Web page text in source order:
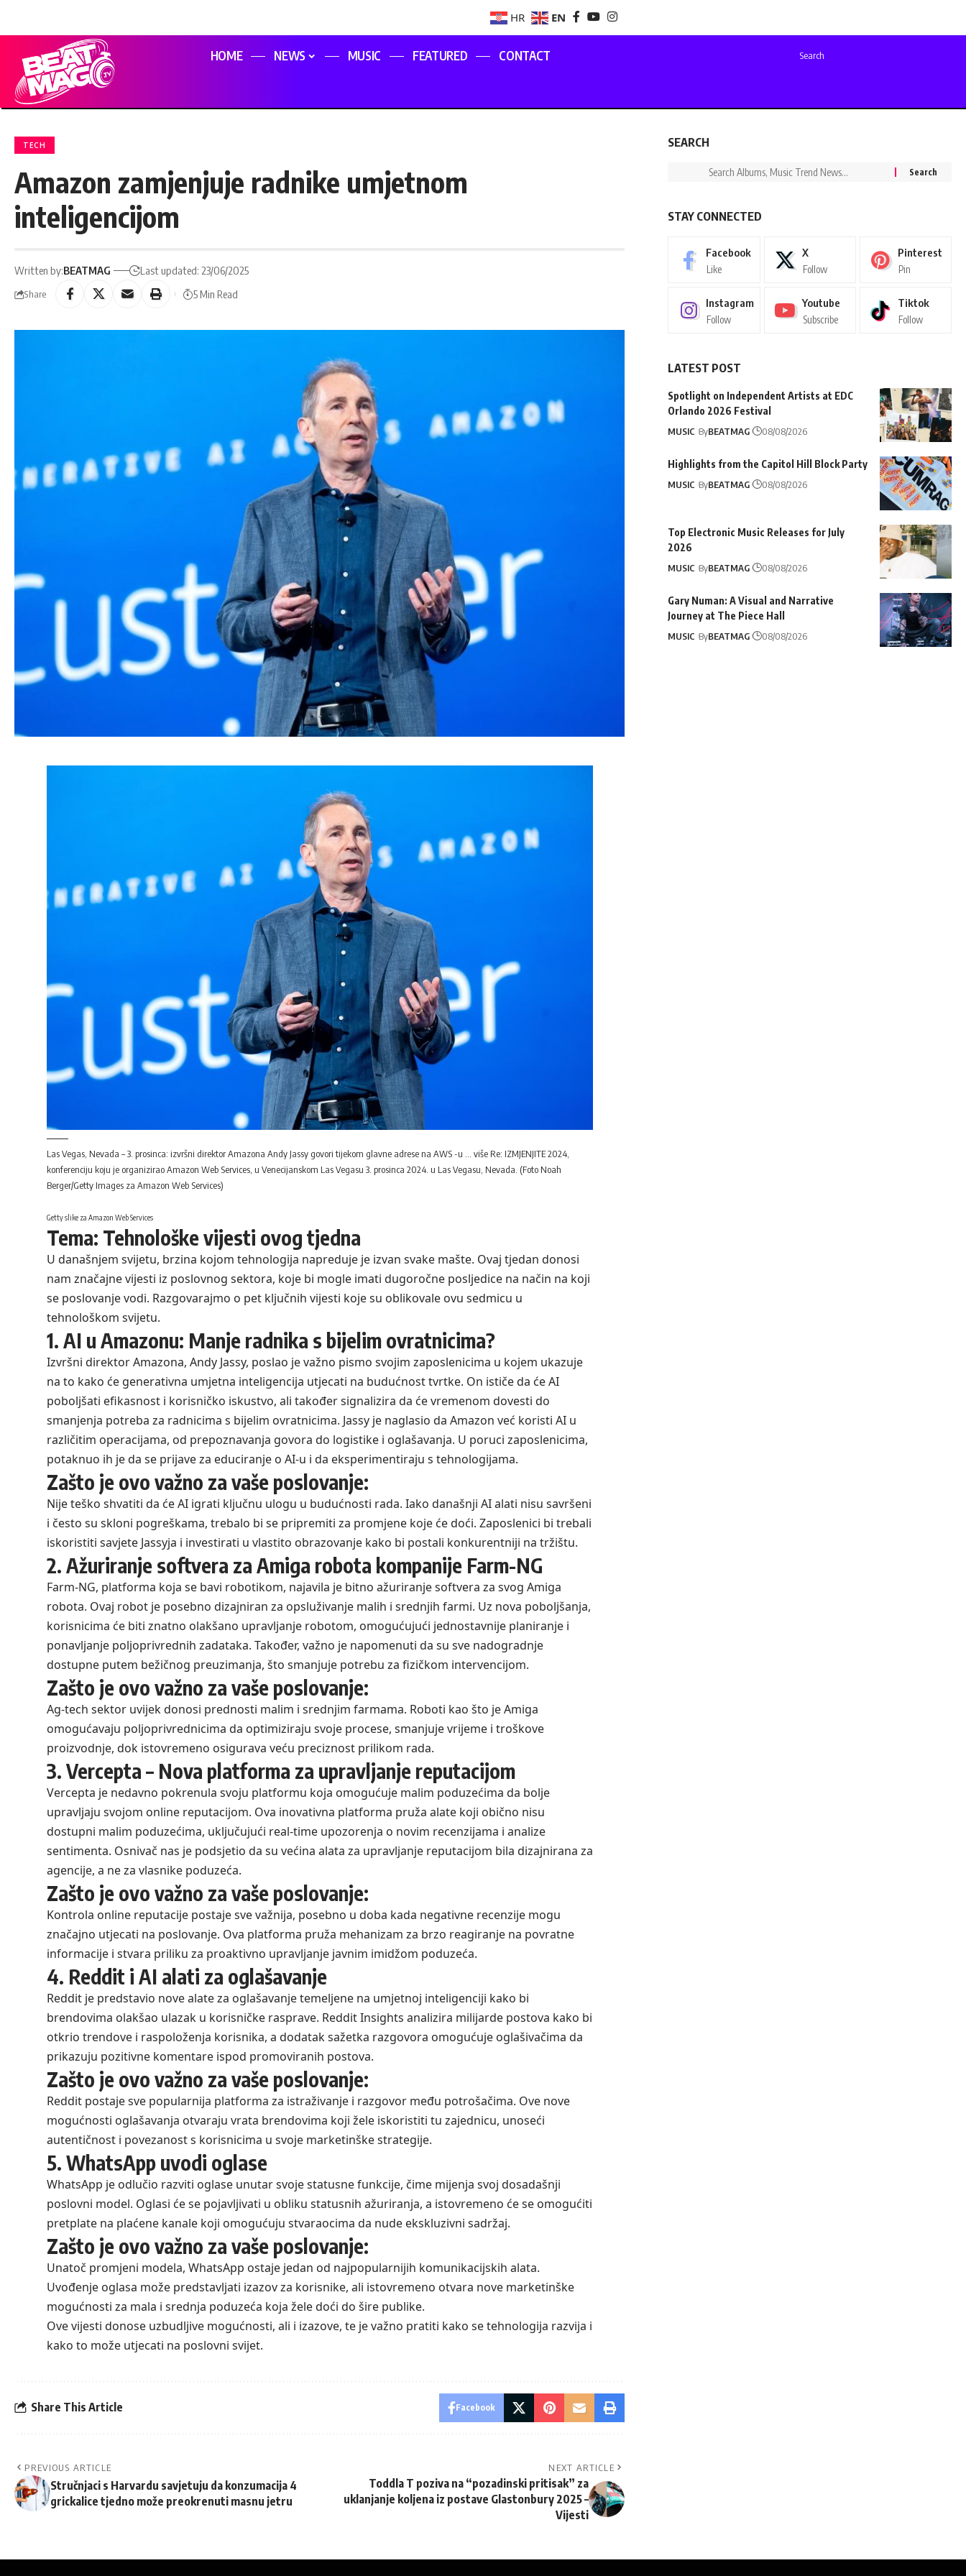
HR EN
HOME NEWS MUSIC FEATURED CONTACT Search
TECH
Amazon zamjenjuje radnike umjetnom
inteligencijom
Written by:BEATMAG Last updated: 23/06/2025
Share 5 Min Read
Las Vegas, Nevada – 3. prosinca: izvršni direktor Amazona Andy Jassy govori tijekom glavne adrese na AWS -u … višeRe: IZMJENJITE 2024,
konferenciju koju je organizirao Amazon Web Services, u Venecijanskom Las Vegasu 3. prosinca 2024. u Las Vegasu, Nevada. (Foto Noah
Berger/Getty Images za Amazon Web Services)
Getty slike za Amazon Web Services
Tema: Tehnološke vijesti ovog tjedna
U današnjem svijetu, brzina kojom tehnologija napreduje je izvan svake mašte. Ovaj tjedan donosi
nam značajne vijesti iz poslovnog sektora, koje bi mogle imati dugoročne posljedice na način na koji
se poslovanje vodi. Razgovarajmo o pet ključnih vijesti koje su oblikovale ovu sedmicu u
tehnološkom svijetu.
1. AI u Amazonu: Manje radnika s bijelim ovratnicima?
Izvršni direktor Amazona, Andy Jassy, poslao je važno pismo svojim zaposlenicima u kojem ukazuje
na to kako će generativna umjetna inteligencija utjecati na budućnost tvrtke. On ističe da će AI
poboljšati efikasnost i korisničko iskustvo, ali također signalizira da će vremenom dovesti do
smanjenja potreba za radnicima s bijelim ovratnicima. Jassy je naglasio da Amazon već koristi AI u
različitim operacijama, od prepoznavanja govora do logistike i oglašavanja. U poruci zaposlenicima,
potaknuo ih je da se prijave za educiranje o AI-u i da eksperimentiraju s tehnologijama.
Zašto je ovo važno za vaše poslovanje:
Nije teško shvatiti da će AI igrati ključnu ulogu u budućnosti rada. Iako današnji AI alati nisu savršeni
i često su skloni pogreškama, trebalo bi se pripremiti za promjene koje će doći. Zaposlenici bi trebali
iskoristiti savjete Jassyja i investirati u vlastito obrazovanje kako bi postali konkurentniji na tržištu.
2. Ažuriranje softvera za Amiga robota kompanije Farm-NG
Farm-NG, platforma koja se bavi robotikom, najavila je bitno ažuriranje softvera za svog Amiga
robota. Ovaj robot je posebno dizajniran za opsluživanje malih i srednjih farmi. Uz nova poboljšanja,
korisnicima će biti znatno olakšano upravljanje robotom, omogućujući jednostavnije planiranje i
ponavljanje poljoprivrednih zadataka. Također, važno je napomenuti da su sve nadogradnje
dostupne putem bežičnog preuzimanja, što smanjuje potrebu za fizičkom intervencijom.
Zašto je ovo važno za vaše poslovanje:
Ag-tech sektor uvijek donosi prednosti malim i srednjim farmama. Roboti kao što je Amiga
omogućavaju poljoprivrednicima da optimiziraju svoje procese, smanjuje vrijeme i troškove
proizvodnje, dok istovremeno osigurava veću preciznost prilikom rada.
3. Vercepta – Nova platforma za upravljanje reputacijom
Vercepta je nedavno pokrenula svoju platformu koja omogućuje malim poduzećima da bolje
upravljaju svojom online reputacijom. Ova inovativna platforma pruža alate koji obično nisu
dostupni malim poduzećima, uključujući real-time upozorenja o novim recenzijama i analize
sentimenta. Osnivač nas je podsjetio da su većina alata za upravljanje reputacijom bila dizajnirana za
agencije, a ne za vlasnike poduzeća.
Zašto je ovo važno za vaše poslovanje:
Kontrola online reputacije postaje sve važnija, posebno u doba kada negativne recenzije mogu
značajno utjecati na poslovanje. Ova platforma pruža mehanizam za brzo reagiranje na povratne
informacije i stvara priliku za proaktivno upravljanje javnim imidžom poduzeća.
4. Reddit i AI alati za oglašavanje
Reddit je predstavio nove alate za oglašavanje temeljene na umjetnoj inteligenciji kako bi
brendovima olakšao ulazak u korisničke rasprave. Reddit Insights analizira milijarde postova kako bi
otkrio trendove i raspoloženja korisnika, a dodatak sažetka razgovora omogućuje oglašivačima da
prikazuju pozitivne komentare ispod promoviranih postova.
Zašto je ovo važno za vaše poslovanje:
Reddit postaje sve popularnija platforma za istraživanje i razgovor među potrošačima. Ove nove
mogućnosti oglašavanja otvaraju vrata brendovima koji žele iskoristiti tu zajednicu, unoseći
autentičnost i povezanost s korisnicima u svoje marketinške strategije.
5. WhatsApp uvodi oglase
WhatsApp je odlučio razviti oglase unutar svoje statusne funkcije, čime mijenja svoj dosadašnji
poslovni model. Oglasi će se pojavljivati u obliku statusnih ažuriranja, a istovremeno će se omogućiti
pretplate na plaćene kanale koji omogućuju stvaraocima da nude ekskluzivni sadržaj.
Zašto je ovo važno za vaše poslovanje:
Unatoč promjeni modela, WhatsApp ostaje jedan od najpopularnijih komunikacijskih alata.
Uvođenje oglasa može predstavljati izazov za korisnike, ali istovremeno otvara nove marketinške
mogućnosti za mala i srednja poduzeća koja žele doći do šire publike.
Ove vijesti donose uzbudljive mogućnosti, ali i izazove, te je važno pratiti kako se tehnologija razvija i
kako to može utjecati na poslovni svijet.
Share This Article Facebook
PREVIOUS ARTICLE
Stručnjaci s Harvardu savjetuju da konzumacija 4
grickalice tjedno može preokrenuti masnu jetru
NEXT ARTICLE
Toddla T poziva na “pozadinski pritisak” za
uklanjanje koljena iz postave Glastonbury 2025 –
Vijesti
SEARCH
STAY CONNECTED
Facebook
Like
X
Follow
Pinterest
Pin
Instagram
Follow
Youtube
Subscribe
Tiktok
Follow
LATEST POST
Spotlight on Independent Artists at EDC
Orlando 2026 Festival
MUSIC ByBEATMAG 08/08/2026
Highlights from the Capitol Hill Block Party
MUSIC ByBEATMAG 08/08/2026
Top Electronic Music Releases for July
2026
MUSIC ByBEATMAG 08/08/2026
Gary Numan: A Visual and Narrative
Journey at The Piece Hall
MUSIC ByBEATMAG 08/08/2026